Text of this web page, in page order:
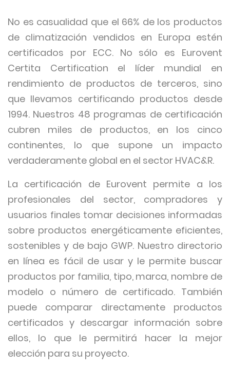
No es casualidad que el 66% de los productos
de climatización vendidos en Europa estén
certificados por ECC. No sólo es Eurovent
Certita Certification el líder mundial en
rendimiento de productos de terceros, sino
que llevamos certificando productos desde
1994. Nuestros 48 programas de certificación
cubren miles de productos, en los cinco
continentes, lo que supone un impacto
verdaderamente global en el sector HVAC&R.
La certificación de Eurovent permite a los
profesionales del sector, compradores y
usuarios finales tomar decisiones informadas
sobre productos energéticamente eficientes,
sostenibles y de bajo GWP. Nuestro directorio
en línea es fácil de usar y le permite buscar
productos por familia, tipo, marca, nombre de
modelo o número de certificado. También
puede comparar directamente productos
certificados y descargar información sobre
ellos, lo que le permitirá hacer la mejor
elección para su proyecto.